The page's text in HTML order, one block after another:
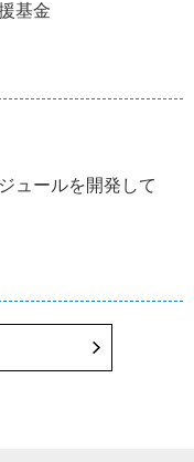
基金
ュールを開発して